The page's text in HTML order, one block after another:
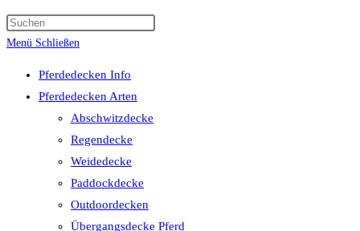
umschalten
Menü Schließen
Pferdedecken Info
Pferdedecken Arten
Abschwitzdecke
Regendecke
Weidedecke
Paddockdecke
Outdoordecken
Übergangsdecke Pferd